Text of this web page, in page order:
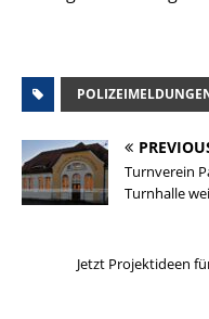
Turnverein
Turnhalle
Jetzt Projektideen